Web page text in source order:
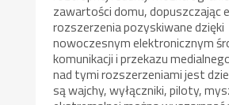
zawartości domu, dopuszczając
rozszerzenia pozyskiwane dzięki
nowoczesnym elektronicznym
komunikacji i przekazu
nad tymi rozszerzeniami jest
są wajchy, wyłączniki, piloty,